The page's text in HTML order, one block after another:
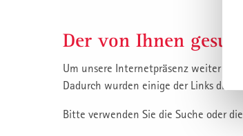
Der von Ihnen
Um unsere Internetpräsenz weiter zu
Dadurch wurden einige der Links die
Bitte verwenden Sie die Suche oder